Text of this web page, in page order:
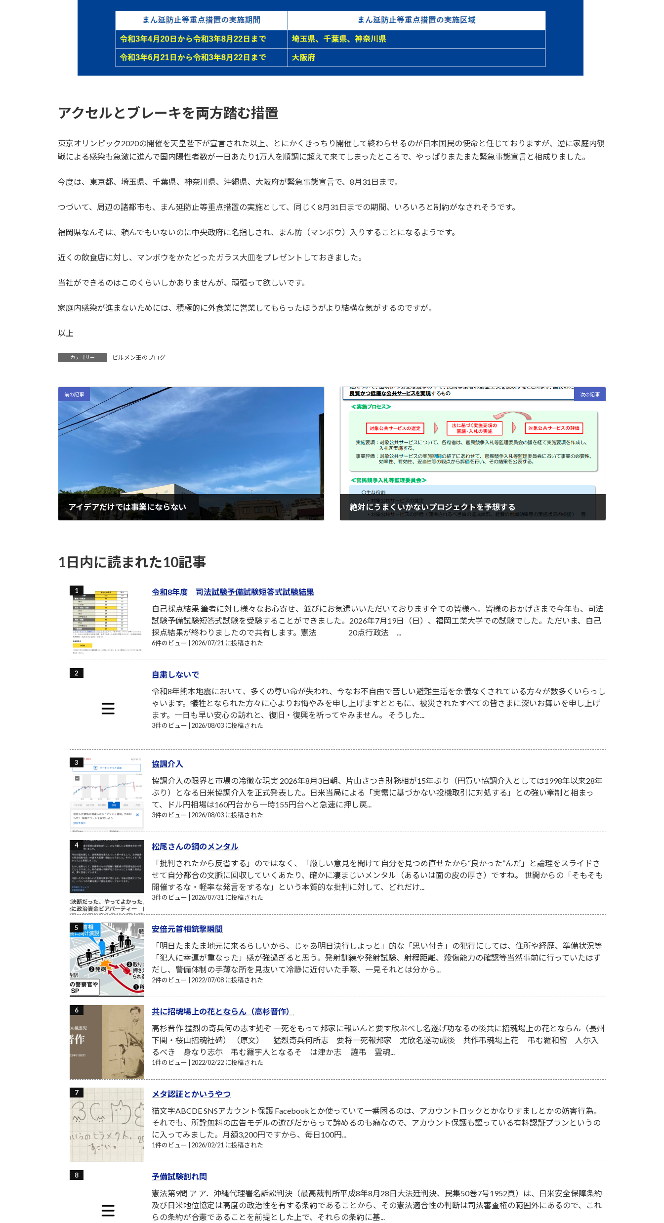
アクセルとブレーキを両方踏む措置
東京オリンピック2020の開催を天皇陛下が宣言された以上、とにかくきっちり開催して終わらせるのが日本国民の使命と任じておりますが、逆に家庭内観
戦による感染も急激に進んで国内陽性者数が一日あたり1万人を順調に超えて来てしまったところで、やっぱりまたまた緊急事態宣言と相成りました。
今度は、東京都、埼玉県、千葉県、神奈川県、沖縄県、大阪府が緊急事態宣言で、8月31日まで。
つづいて、周辺の諸都市も、まん延防止等重点措置の実施として、同じく8月31日までの期間、いろいろと制約がなされそうです。
福岡県なんぞは、頼んでもいないのに中央政府に名指しされ、まん防（マンボウ）入りすることになるようです。
近くの飲食店に対し、マンボウをかたどったガラス大皿をプレゼントしておきました。
当社ができるのはこのくらいしかありませんが、頑張って欲しいです。
家庭内感染が進まないためには、積極的に外食業に営業してもらったほうがより結構な気がするのですが。
以上
カテゴリー ビルメン王のブログ
前の記事
アイデアだけでは事業にならない
次の記事
絶対にうまくいかないプロジェクトを予想する
1日内に読まれた10記事
令和8年度 司法試験予備試験短答式試験結果
自己採点結果 筆者に対し様々なお心寄せ、並びにお気遣いいただいております全ての皆様へ。皆様のおかげさまで今年も、司法
試験予備試験短答式試験を受験することができました。2026年7月19日（日）、福岡工業大学での試験でした。ただいま、自己
採点結果が終わりましたので共有します。憲法 20点行政法 ...
6件のビュー 2026/07/21 に投稿された
自粛しないで
令和8年熊本地震において、多くの尊い命が失われ、今なお不自由で苦しい避難生活を余儀なくされている方々が数多くいらっし
ゃいます。犠牲となられた方々に心よりお悔やみを申し上げますとともに、被災されたすべての皆さまに深いお舞いを申し上げ
ます。一日も早い安心の訪れと、復旧・復興を祈ってやみません。 そうした...
3件のビュー 2026/08/03 に投稿された
協調介入
協調介入の限界と市場の冷徹な現実 2026年8月3日朝、片山さつき財務相が15年ぶり（円買い協調介入としては1998年以来28年
ぶり）となる日米協調介入を正式発表した。日米当局による「実需に基づかない投機取引に対処する」との強い牽制と相まっ
て、ドル円相場は160円台から一時155円台へと急速に押し戻...
3件のビュー 2026/08/03 に投稿された
松尾さんの鋼のメンタル
「批判されたから反省する」のではなく、「厳しい意見を聞けて自分を見つめ直せたから“良かった”んだ」と論理をスライドさ
せて自分都合の文脈に回収していくあたり、確かに凄まじいメンタル（あるいは面の皮の厚さ）ですね。 世間からの「そもそも
開催するな・軽率な発言をするな」という本質的な批判に対して、どれだけ...
3件のビュー 2026/07/31 に投稿された
安倍元首相銃撃瞬間
「明日たまたま地元に来るらしいから、じゃあ明日決行しよっと」的な「思い付き」の犯行にしては、住所や経歴、準備状況等
「犯人に幸運が重なった」感が強過ぎると思う。発射訓練や発射試験、射程距離、殺傷能力の確認等当然事前に行っていたはず
だし、警備体制の手薄な所を見抜いて冷静に近付いた手際、一見それとは分から...
2件のビュー 2022/07/08 に投稿された
共に招魂場上の花とならん（高杉晋作）
高杉晋作 猛烈の奇兵何の志す処ぞ 一死をもって邦家に報いんと要す欣ぶべし名遂げ功なるの後共に招魂場上の花とならん（長州
下関・桜山招魂社碑） （原文） 猛烈奇兵何所志 要将一死報邦家 尤欣名遂功成後 共作弔魂場上花 弔む羅和留 人尓入
るべき 身なり志尓 弔む羅宇人となるそ は津か志 謹弔 霊魂...
1件のビュー 2022/02/22 に投稿された
メタ認証とかいうやつ
猫文字ABCDE SNSアカウント保護 Facebookとか使っていて一番困るのは、アカウントロックとかなりすましとかの妨害行為。
それでも、所詮無料の広告モデルの遊びだからって諦めるのも癪なので、アカウント保護も謳っている有料認証プランというの
に入ってみました。月額3,200円ですから、毎日100円...
1件のビュー 2026/02/21 に投稿された
予備試験割れ問
憲法第9問 ア ア．沖縄代理署名訴訟判決（最高裁判所平成8年8月28日大法廷判決、民集50巻7号1952頁）は、日米安全保障条約
及び日米地位協定は高度の政治性を有する条約であることから、その憲法適合性の判断は司法審査権の範囲外にあるので、これ
らの条約が合憲であることを前提とした上で、それらの条約に基...